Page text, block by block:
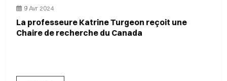
9 Avr 2024
La professeure Katrine Turgeon reçoit une
Chaire de recherche du Canada